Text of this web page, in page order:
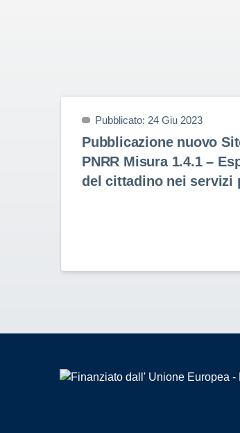
Pubblicato: 24 Giu 2023
Pubblicazione nuovo
PNRR Misura 1.4.1 –
del cittadino nei servizi